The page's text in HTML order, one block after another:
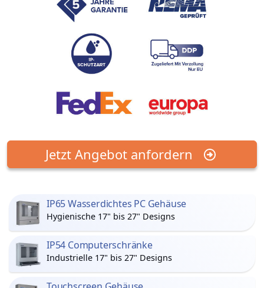
Jetzt Angebot anfordern
IP65 Wasserdichtes PC Gehäuse
Hygienische 17" bis 27" Designs
IP54 Computerschränke
Industrielle 17" bis 27" Designs